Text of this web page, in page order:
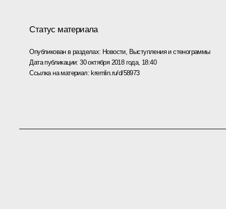
Статус материала
Опубликован в разделах: Новости, Выступления и стенограммы
Дата публикации:30 октября 2018 года, 18:40
Ссылка на материал: kremlin.ru/d/58973